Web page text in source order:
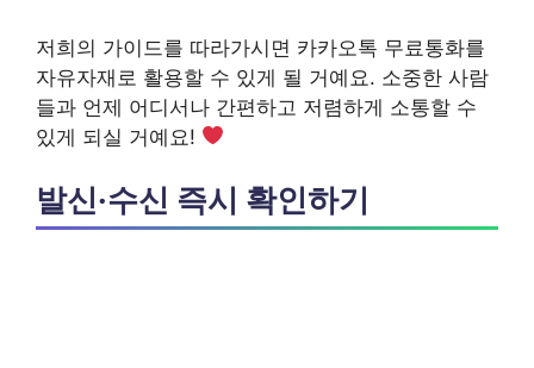
저희의 가이드를 따라가시면 카카오톡 무료통화를
자유자재로 활용할 수 있게 될 거예요. 소중한 사람
들과 언제 어디서나 간편하고 저렴하게 소통할 수
있게 되실 거예요!
발신·수신 즉시 확인하기